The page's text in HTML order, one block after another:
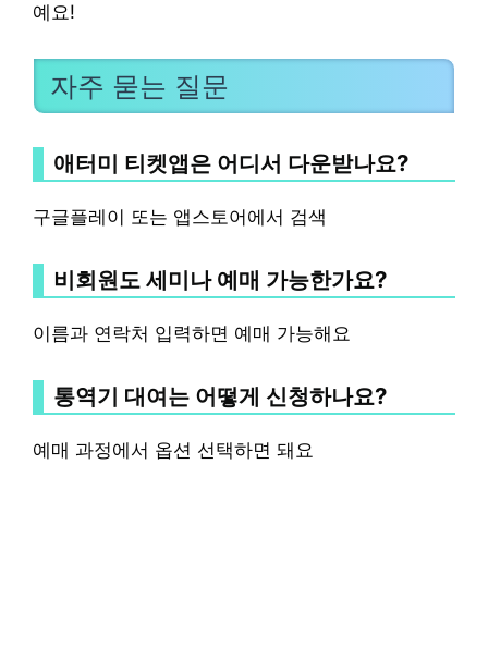
예요!
자주 묻는 질문
애터미 티켓앱은 어디서 다운받나요?
구글플레이 또는 앱스토어에서 검색
비회원도 세미나 예매 가능한가요?
이름과 연락처 입력하면 예매 가능해요
통역기 대여는 어떻게 신청하나요?
예매 과정에서 옵션 선택하면 돼요